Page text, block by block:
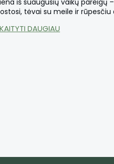
tėvai su meile ir rūpesčiu
DAUGIAU